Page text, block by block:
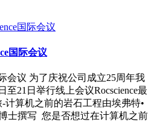
国际会议
会议 为了庆祝公司成立25周年我
至21日举行线上会议Rocscience最
计算机之前的岩石工程由埃弗特•
士撰写 您是否想过在计算机之前